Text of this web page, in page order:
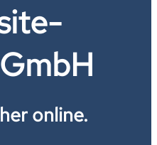
online.